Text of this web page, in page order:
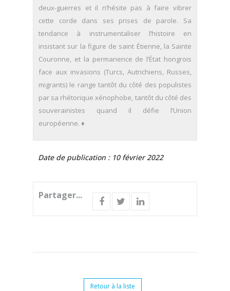
deux-guerres et il n’hésite pas à faire vibrer
cette corde dans ses prises de parole. Sa
tendance à instrumentaliser l’histoire en
insistant sur la figure de saint Étienne, la Sainte
Couronne, et la permanence de l’État hongrois
face aux invasions (Turcs, Autrichiens, Russes,
migrants) le range tantôt du côté des populistes
par sa rhétorique xénophobe, tantôt du côté des
souverainistes quand il défie l’Union
européenne. ♦
Date de publication : 10 février 2022
Partager...
Retour à la liste